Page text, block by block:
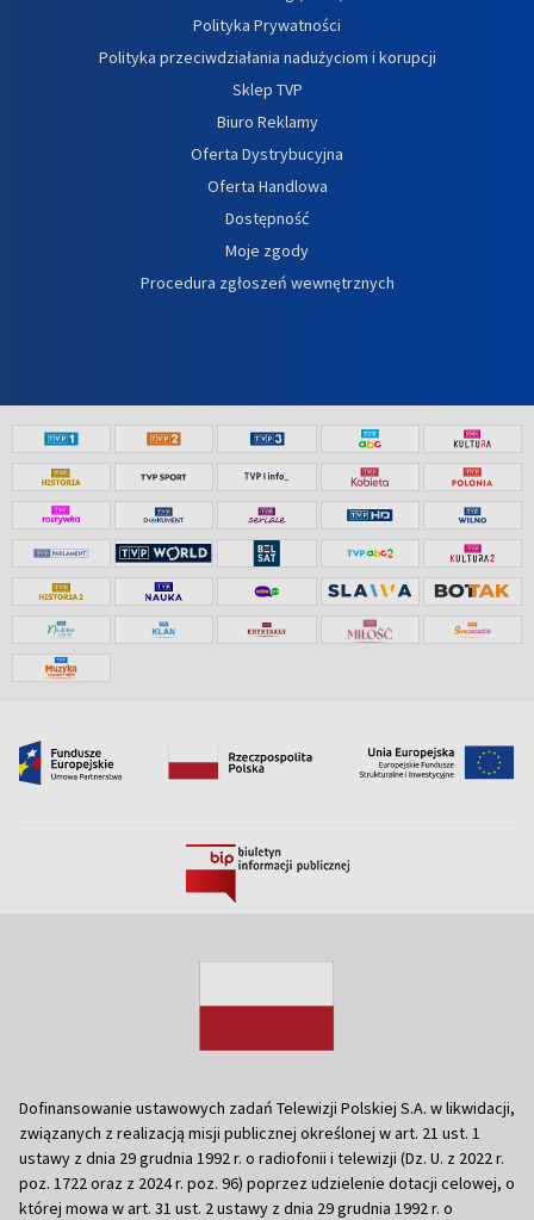
Polityka Prywatności
Polityka przeciwdziałania nadużyciom i korupcji
Sklep TVP
Biuro Reklamy
Oferta Dystrybucyjna
Oferta Handlowa
Dostępność
Moje zgody
Procedura zgłoszeń wewnętrznych
Dofinansowanie ustawowych zadań Telewizji Polskiej S.A. w likwidacji,
związanych z realizacją misji publicznej określonej w art. 21 ust. 1
ustawy z dnia 29 grudnia 1992 r. o radiofonii i telewizji (Dz. U. z 2022 r.
poz. 1722 oraz z 2024 r. poz. 96) poprzez udzielenie dotacji celowej, o
której mowa w art. 31 ust. 2 ustawy z dnia 29 grudnia 1992 r. o